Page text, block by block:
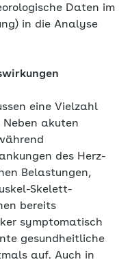
Daten im
in die Analyse
eine Vielzahl
Neben akuten
des Herz-
Belastungen,
Skelett-
bereits
symptomatisch
gesundheitliche
auf. Auch in